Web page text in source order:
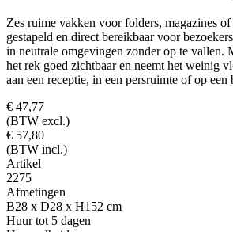
Zes ruime vakken voor folders, magazines
gestapeld en direct bereikbaar voor
in neutrale omgevingen zonder op te vallen.
het rek goed zichtbaar en neemt het weinig
aan een receptie, in een persruimte of op een
€ 47,77
(BTW excl.)
€ 57,80
(BTW incl.)
Artikel
2275
Afmetingen
B28 x D28 x H152 cm
Huur tot 5 dagen